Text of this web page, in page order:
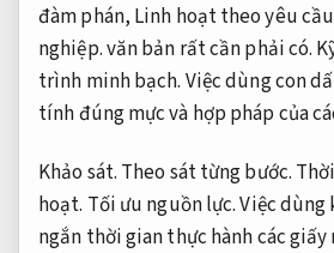
đàm phán, Linh hoạt theo yêu
nghiệp.văn bản rất cần phải có.
trình minh bạch. Việc dùng con
tính đúng mực và hợp pháp của
Khảo sát. Theo sát từng bước.
hoạt. Tối ưu nguồn lực.Việc
ngắn thời gian thực hành các giấy